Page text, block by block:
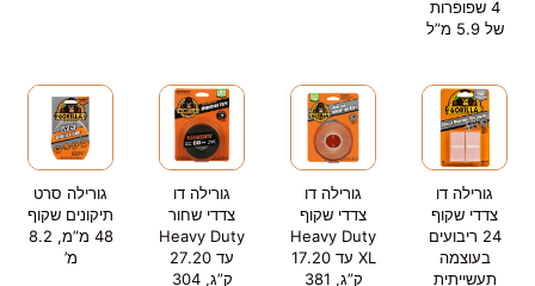
4 שפופרות
של 5.9 מ”ל
גורילה דו
צדדי שקוף
24 ריבועים
בעוצמה
תעשייתית
גורילה דו
צדדי שקוף
Heavy Duty
XL עד 17.20
ק”ג, 381
גורילה דו
צדדי שחור
Heavy Duty
עד 27.20
ק”ג, 304
גורילה סרט
תיקונים שקוף
48 מ”מ, 8.2
מ’